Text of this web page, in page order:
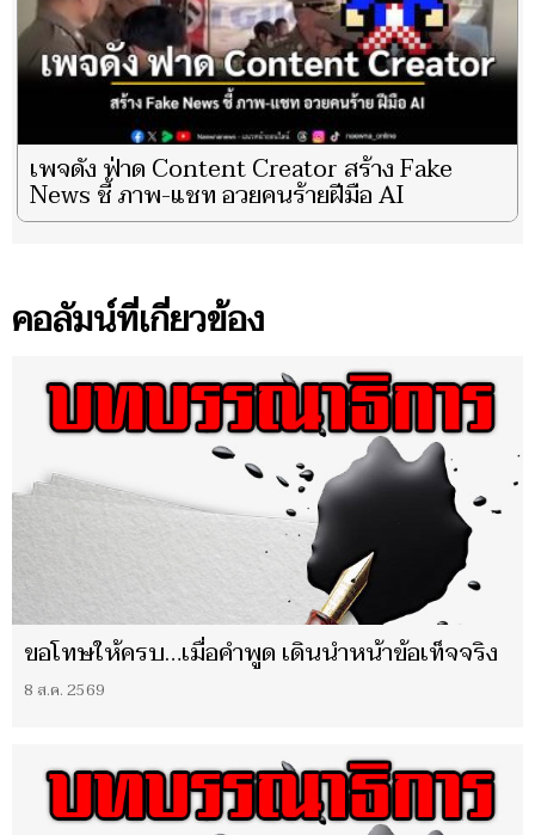
เพจดัง ฟ่าด Content Creator สร้าง Fake
News ชี้ ภาพ-แชท อวยคนร้ายฝีมือ AI
คอลัมน์ที่เกี่ยวข้อง
ขอโทษให้ครบ…เมื่อคำพูด เดินนำหน้าข้อเท็จจริง
8 ส.ค. 2569